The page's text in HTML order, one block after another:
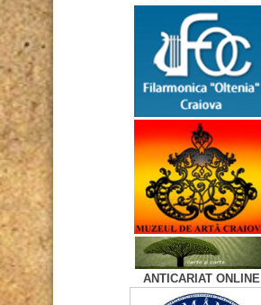
ANTICARIAT ONLINE